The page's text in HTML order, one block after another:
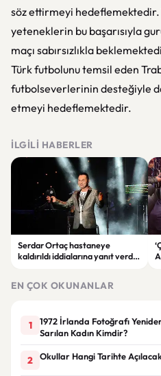
söz ettirmeyi hedeflemektedir.
yeteneklerin bu başarısıyla
maçı sabırsızlıkla
Türk futbolunu temsil eden
futbolseverlerinin desteğiyle
etmeyi hedeflemektedir.
İLGILI HABERLER
Serdar Ortaç hastaneye
kaldırıldı iddialarına yanıt verdi:
EN ÇOK OKUNANLAR
1
1972 İrlanda Fotoğrafı
Sarılan Kadın Kimdir?
2 Okullar Hangi Tarihte